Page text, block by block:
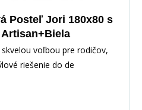
Posteľ Jori 180x80 s
voľbou pre rodičov,
riešenie do de